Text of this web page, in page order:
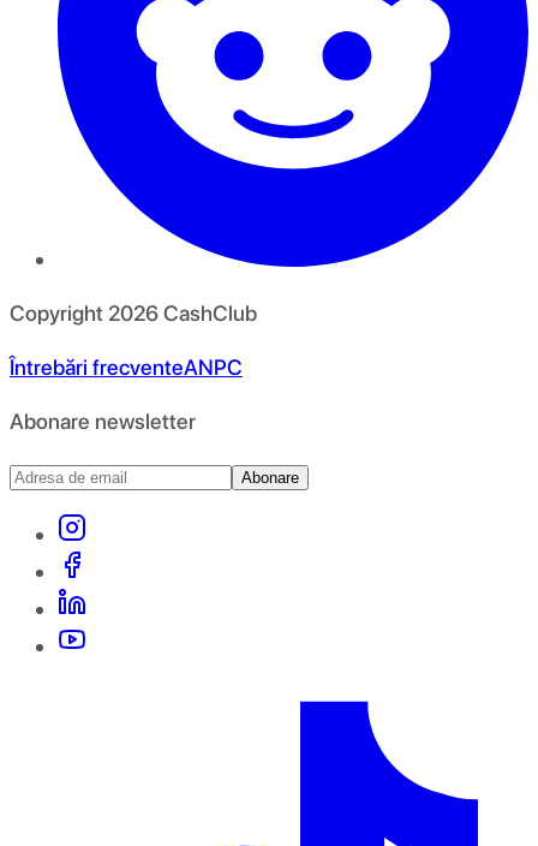
Copyright 2026CashClub
Întrebări frecventeANPC
Abonare newsletter
Abonare